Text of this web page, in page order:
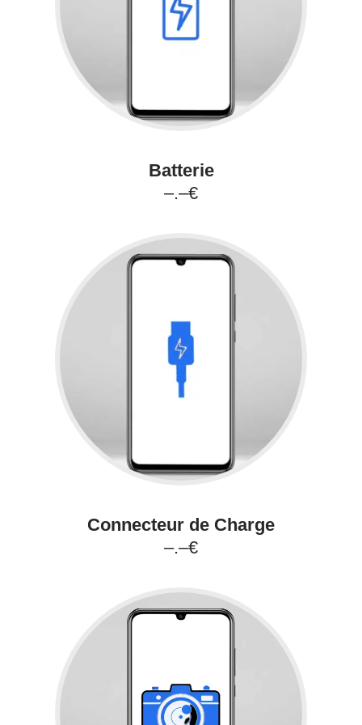
Batterie
–.–€
Connecteur de Charge
–.–€